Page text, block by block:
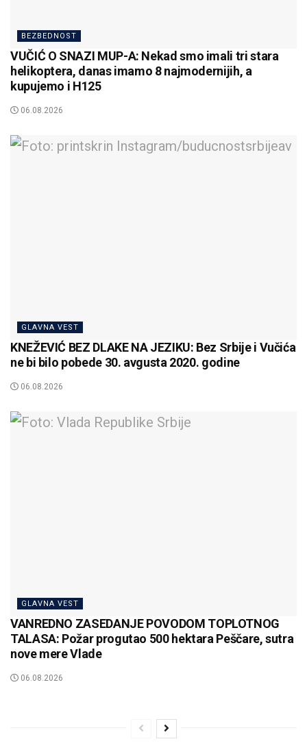
BEZBEDNOST
VUČIĆ O SNAZI MUP-A: Nekad smo imali tri stara
helikoptera, danas imamo 8 najmodernijih, a
kupujemo i H125
06.08.2026
GLAVNA VEST
KNEŽEVIĆ BEZ DLAKE NA JEZIKU: Bez Srbije i Vučića
ne bi bilo pobede 30. avgusta 2020. godine
06.08.2026
GLAVNA VEST
VANREDNO ZASEDANJE POVODOM TOPLOTNOG
TALASA: Požar progutao 500 hektara Peščare, sutra
nove mere Vlade
06.08.2026